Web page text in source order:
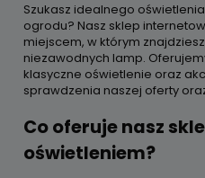
Szukasz idealnego
ogrodu? Nasz sklep
miejscem, w którym
niezawodnych lamp.
klasyczne oświetlenie oraz
sprawdzenia naszej oferty
Co oferuje nasz
oświetleniem?